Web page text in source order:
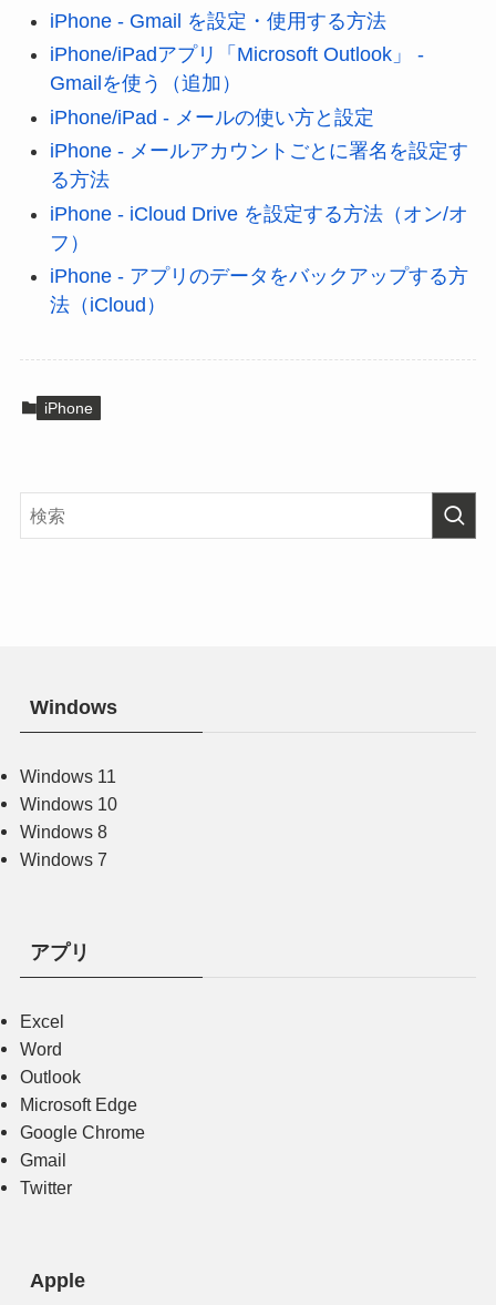
iPhone - Gmail を設定・使用する方法
iPhone/iPadアプリ「Microsoft Outlook」 -
Gmailを使う（追加）
iPhone/iPad - メールの使い方と設定
iPhone - メールアカウントごとに署名を設定す
る方法
iPhone - iCloud Drive を設定する方法（オン/オ
フ）
iPhone - アプリのデータをバックアップする方
法（iCloud）
iPhone
Windows
Windows 11
Windows 10
Windows 8
Windows 7
アプリ
Excel
Word
Outlook
Microsoft Edge
Google Chrome
Gmail
Twitter
Apple